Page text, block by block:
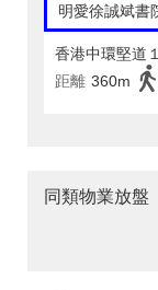
明愛徐誠斌書
香港中環堅道
距離 360m
同類物業放盤